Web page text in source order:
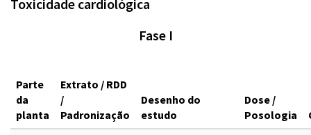
Toxicidade cardiológica
Fase I
Parte
da
planta
Extrato / RDD
/
Padronização
Desenho do
estudo
Dose /
Posologia